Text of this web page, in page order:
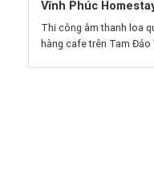
Vĩnh Phúc
Thi công âm thanh loa
hàng cafe trên Tam Đảo